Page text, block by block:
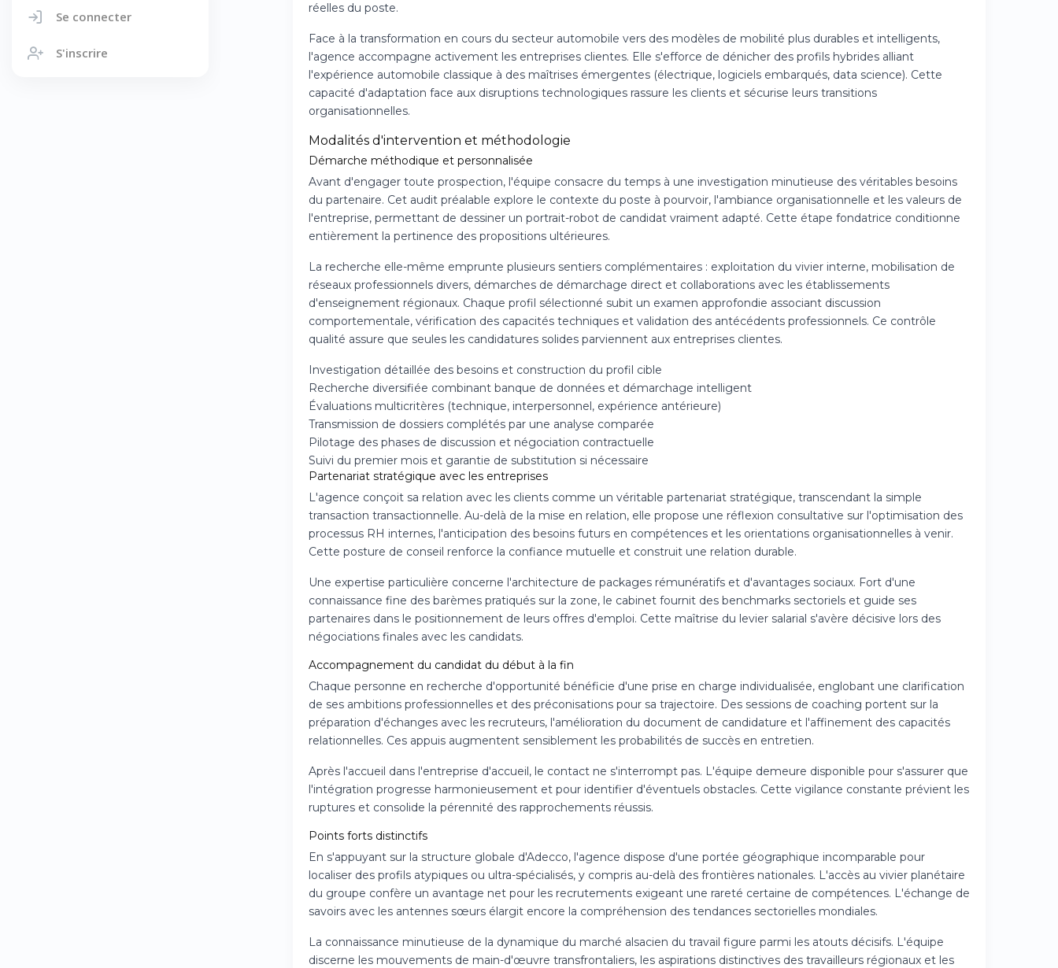
Se connecter
S'inscrire
réelles du poste.
Face à la transformation en cours du secteur automobile vers des modèles de mobilité plus durables et intelligents,
l'agence accompagne activement les entreprises clientes. Elle s'efforce de dénicher des profils hybrides alliant
l'expérience automobile classique à des maîtrises émergentes (électrique, logiciels embarqués, data science). Cette
capacité d'adaptation face aux disruptions technologiques rassure les clients et sécurise leurs transitions
organisationnelles.
Modalités d'intervention et méthodologie
Démarche méthodique et personnalisée
Avant d'engager toute prospection, l'équipe consacre du temps à une investigation minutieuse des véritables besoins
du partenaire. Cet audit préalable explore le contexte du poste à pourvoir, l'ambiance organisationnelle et les valeurs de
l'entreprise, permettant de dessiner un portrait-robot de candidat vraiment adapté. Cette étape fondatrice conditionne
entièrement la pertinence des propositions ultérieures.
La recherche elle-même emprunte plusieurs sentiers complémentaires : exploitation du vivier interne, mobilisation de
réseaux professionnels divers, démarches de démarchage direct et collaborations avec les établissements
d'enseignement régionaux. Chaque profil sélectionné subit un examen approfondie associant discussion
comportementale, vérification des capacités techniques et validation des antécédents professionnels. Ce contrôle
qualité assure que seules les candidatures solides parviennent aux entreprises clientes.
Investigation détaillée des besoins et construction du profil cible
Recherche diversifiée combinant banque de données et démarchage intelligent
Évaluations multicritères (technique, interpersonnel, expérience antérieure)
Transmission de dossiers complétés par une analyse comparée
Pilotage des phases de discussion et négociation contractuelle
Suivi du premier mois et garantie de substitution si nécessaire
Partenariat stratégique avec les entreprises
L'agence conçoit sa relation avec les clients comme un véritable partenariat stratégique, transcendant la simple
transaction transactionnelle. Au-delà de la mise en relation, elle propose une réflexion consultative sur l'optimisation des
processus RH internes, l'anticipation des besoins futurs en compétences et les orientations organisationnelles à venir.
Cette posture de conseil renforce la confiance mutuelle et construit une relation durable.
Une expertise particulière concerne l'architecture de packages rémunératifs et d'avantages sociaux. Fort d'une
connaissance fine des barèmes pratiqués sur la zone, le cabinet fournit des benchmarks sectoriels et guide ses
partenaires dans le positionnement de leurs offres d'emploi. Cette maîtrise du levier salarial s'avère décisive lors des
négociations finales avec les candidats.
Accompagnement du candidat du début à la fin
Chaque personne en recherche d'opportunité bénéficie d'une prise en charge individualisée, englobant une clarification
de ses ambitions professionnelles et des préconisations pour sa trajectoire. Des sessions de coaching portent sur la
préparation d'échanges avec les recruteurs, l'amélioration du document de candidature et l'affinement des capacités
relationnelles. Ces appuis augmentent sensiblement les probabilités de succès en entretien.
Après l'accueil dans l'entreprise d'accueil, le contact ne s'interrompt pas. L'équipe demeure disponible pour s'assurer que
l'intégration progresse harmonieusement et pour identifier d'éventuels obstacles. Cette vigilance constante prévient les
ruptures et consolide la pérennité des rapprochements réussis.
Points forts distinctifs
En s'appuyant sur la structure globale d'Adecco, l'agence dispose d'une portée géographique incomparable pour
localiser des profils atypiques ou ultra-spécialisés, y compris au-delà des frontières nationales. L'accès au vivier planétaire
du groupe confère un avantage net pour les recrutements exigeant une rareté certaine de compétences. L'échange de
savoirs avec les antennes sœurs élargit encore la compréhension des tendances sectorielles mondiales.
La connaissance minutieuse de la dynamique du marché alsacien du travail figure parmi les atouts décisifs. L'équipe
discerne les mouvements de main-d'œuvre transfrontaliers, les aspirations distinctives des travailleurs régionaux et les